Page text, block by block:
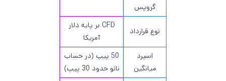
گروپس
نوع قرارداد
CFD بر پایه دلار
آمریکا
اسپرد
میانگین
50 پیپ (در حساب
نانو حدود 30 پیپ)